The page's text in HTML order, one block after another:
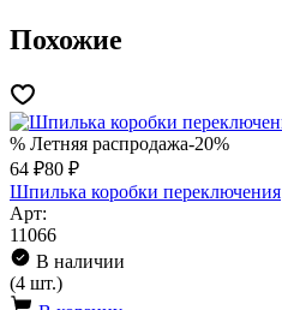
Похожие
% Летняя распродажа-20%
64 ₽80 ₽
Шпилька коробки переключения
Арт:
11066
В наличии
(4 шт.)